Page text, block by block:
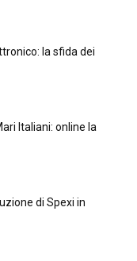
la sfida dei
Italiani: online la
di Spexi in